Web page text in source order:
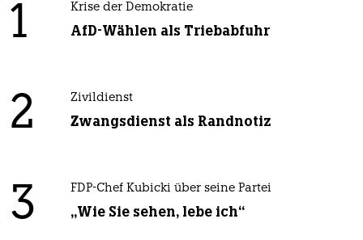
1 Krise der Demokratie
AfD-Wählen als Triebabfuhr
2 Zivildienst
Zwangsdienst als Randnotiz
3 FDP-Chef Kubicki über seine Partei
„Wie Sie sehen, lebe ich“